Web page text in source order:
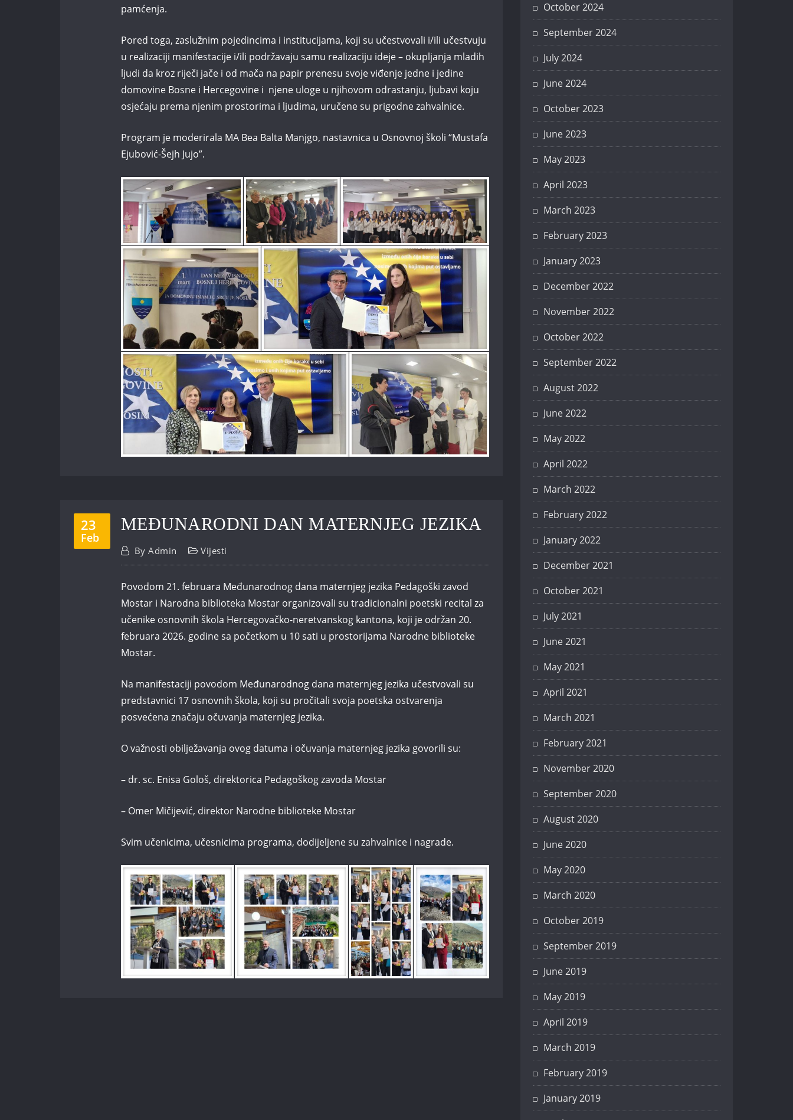
pamćenja.
Pored toga, zaslužnim pojedincima i institucijama, koji su učestvovali i/ili učestvuju
u realizaciji manifestacije i/ili podržavaju samu realizaciju ideje – okupljanja mladih
ljudi da kroz riječi jače i od mača na papir prenesu svoje viđenje jedne i jedine
domovine Bosne i Hercegovine i njene uloge u njihovom odrastanju, ljubavi koju
osjećaju prema njenim prostorima i ljudima, uručene su prigodne zahvalnice.
Program je moderirala MA Bea Balta Manjgo, nastavnica u Osnovnoj školi “Mustafa
Ejubović-Šejh Jujo”.
23
Feb
MEĐUNARODNI DAN MATERNJEG JEZIKA
ByAdmin Vijesti
Povodom 21. februara Međunarodnog dana maternjeg jezika Pedagoški zavod
Mostar i Narodna biblioteka Mostar organizovali su tradicionalni poetski recital za
učenike osnovnih škola Hercegovačko-neretvanskog kantona, koji je održan 20.
februara 2026. godine sa početkom u 10 sati u prostorijama Narodne biblioteke
Mostar.
Na manifestaciji povodom Međunarodnog dana maternjeg jezika učestvovali su
predstavnici 17 osnovnih škola, koji su pročitali svoja poetska ostvarenja
posvećena značaju očuvanja maternjeg jezika.
O važnosti obilježavanja ovog datuma i očuvanja maternjeg jezika govorili su:
– dr. sc. Enisa Gološ, direktorica Pedagoškog zavoda Mostar
– Omer Mičijević, direktor Narodne biblioteke Mostar
Svim učenicima, učesnicima programa, dodijeljene su zahvalnice i nagrade.
October 2024
September 2024
July 2024
June 2024
October 2023
June 2023
May 2023
April 2023
March 2023
February 2023
January 2023
December 2022
November 2022
October 2022
September 2022
August 2022
June 2022
May 2022
April 2022
March 2022
February 2022
January 2022
December 2021
October 2021
July 2021
June 2021
May 2021
April 2021
March 2021
February 2021
November 2020
September 2020
August 2020
June 2020
May 2020
March 2020
October 2019
September 2019
June 2019
May 2019
April 2019
March 2019
February 2019
January 2019